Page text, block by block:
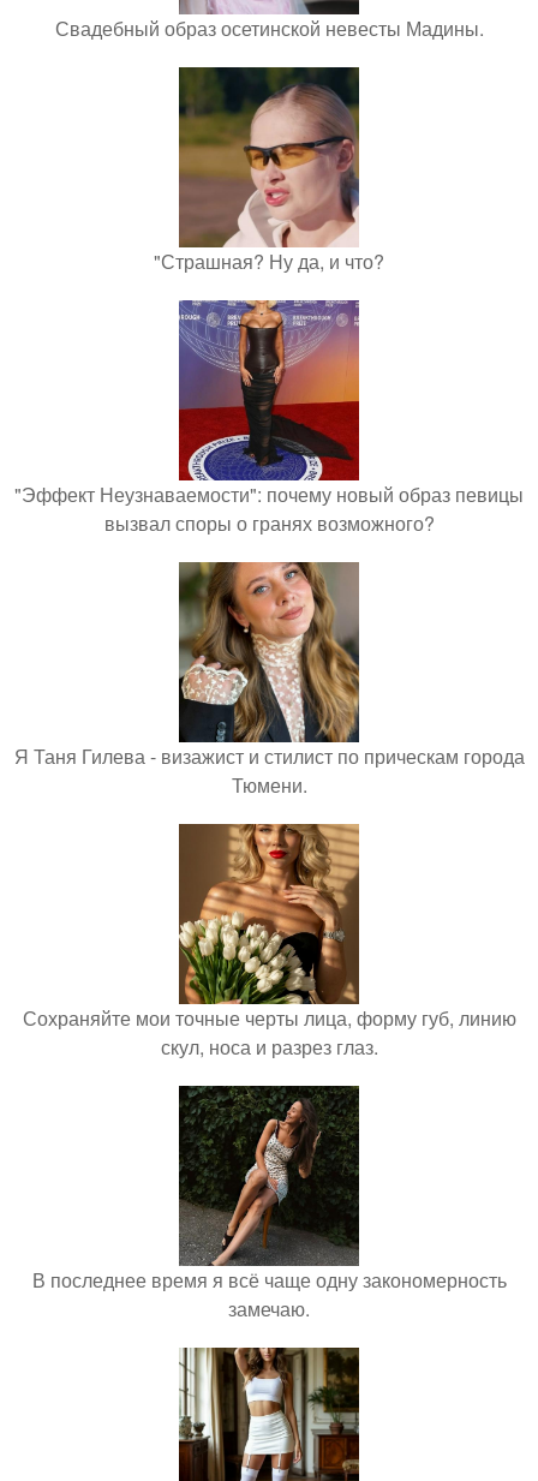
Свадебный образ осетинской невесты Мадины.
"Страшная? Ну да, и что?
"Эффект Неузнаваемости": почему новый образ певицы
вызвал споры о гранях возможного?
Я Таня Гилева - визажист и стилист по прическам города
Тюмени.
Сохраняйте мои точные черты лица, форму губ, линию
скул, носа и разрез глаз.
В последнее время я всё чаще одну закономерность
замечаю.